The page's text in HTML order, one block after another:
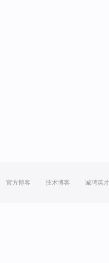
官方博客 技术博客 诚聘英才